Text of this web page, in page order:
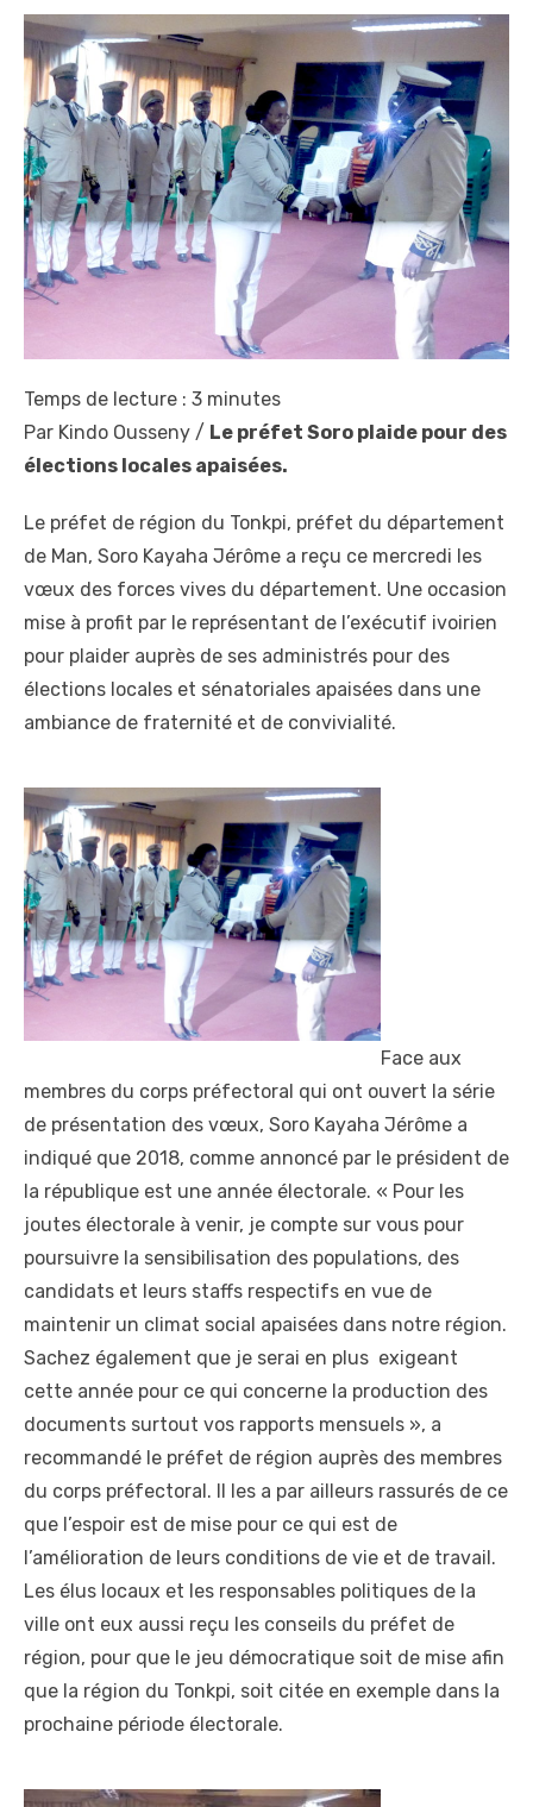
Temps de lecture : 3 minutes
Par Kindo Ousseny / Le préfet Soro plaide pour des
élections locales apaisées.
Le préfet de région du Tonkpi, préfet du département
de Man, Soro Kayaha Jérôme a reçu ce mercredi les
vœux des forces vives du département. Une occasion
mise à profit par le représentant de l’exécutif ivoirien
pour plaider auprès de ses administrés pour des
élections locales et sénatoriales apaisées dans une
ambiance de fraternité et de convivialité.
Face aux
membres du corps préfectoral qui ont ouvert la série
de présentation des vœux, Soro Kayaha Jérôme a
indiqué que 2018, comme annoncé par le président de
la république est une année électorale. « Pour les
joutes électorale à venir, je compte sur vous pour
poursuivre la sensibilisation des populations, des
candidats et leurs staffs respectifs en vue de
maintenir un climat social apaisées dans notre région.
Sachez également que je serai en plus exigeant
cette année pour ce qui concerne la production des
documents surtout vos rapports mensuels », a
recommandé le préfet de région auprès des membres
du corps préfectoral. Il les a par ailleurs rassurés de ce
que l’espoir est de mise pour ce qui est de
l’amélioration de leurs conditions de vie et de travail.
Les élus locaux et les responsables politiques de la
ville ont eux aussi reçu les conseils du préfet de
région, pour que le jeu démocratique soit de mise afin
que la région du Tonkpi, soit citée en exemple dans la
prochaine période électorale.